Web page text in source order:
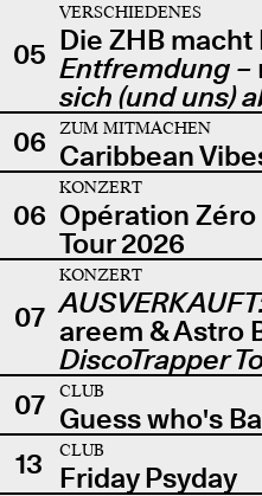
05
VERSCHIEDENES
Die ZHB
Entfremdung –
sich (und uns)
06
ZUM MITMACHEN
Caribbean
06
KONZERT
Opération
Tour 2026
07
KONZERT
areem & Astro
DiscoTrapper
07
CLUB
Guess who's
13
CLUB
Friday Psyday